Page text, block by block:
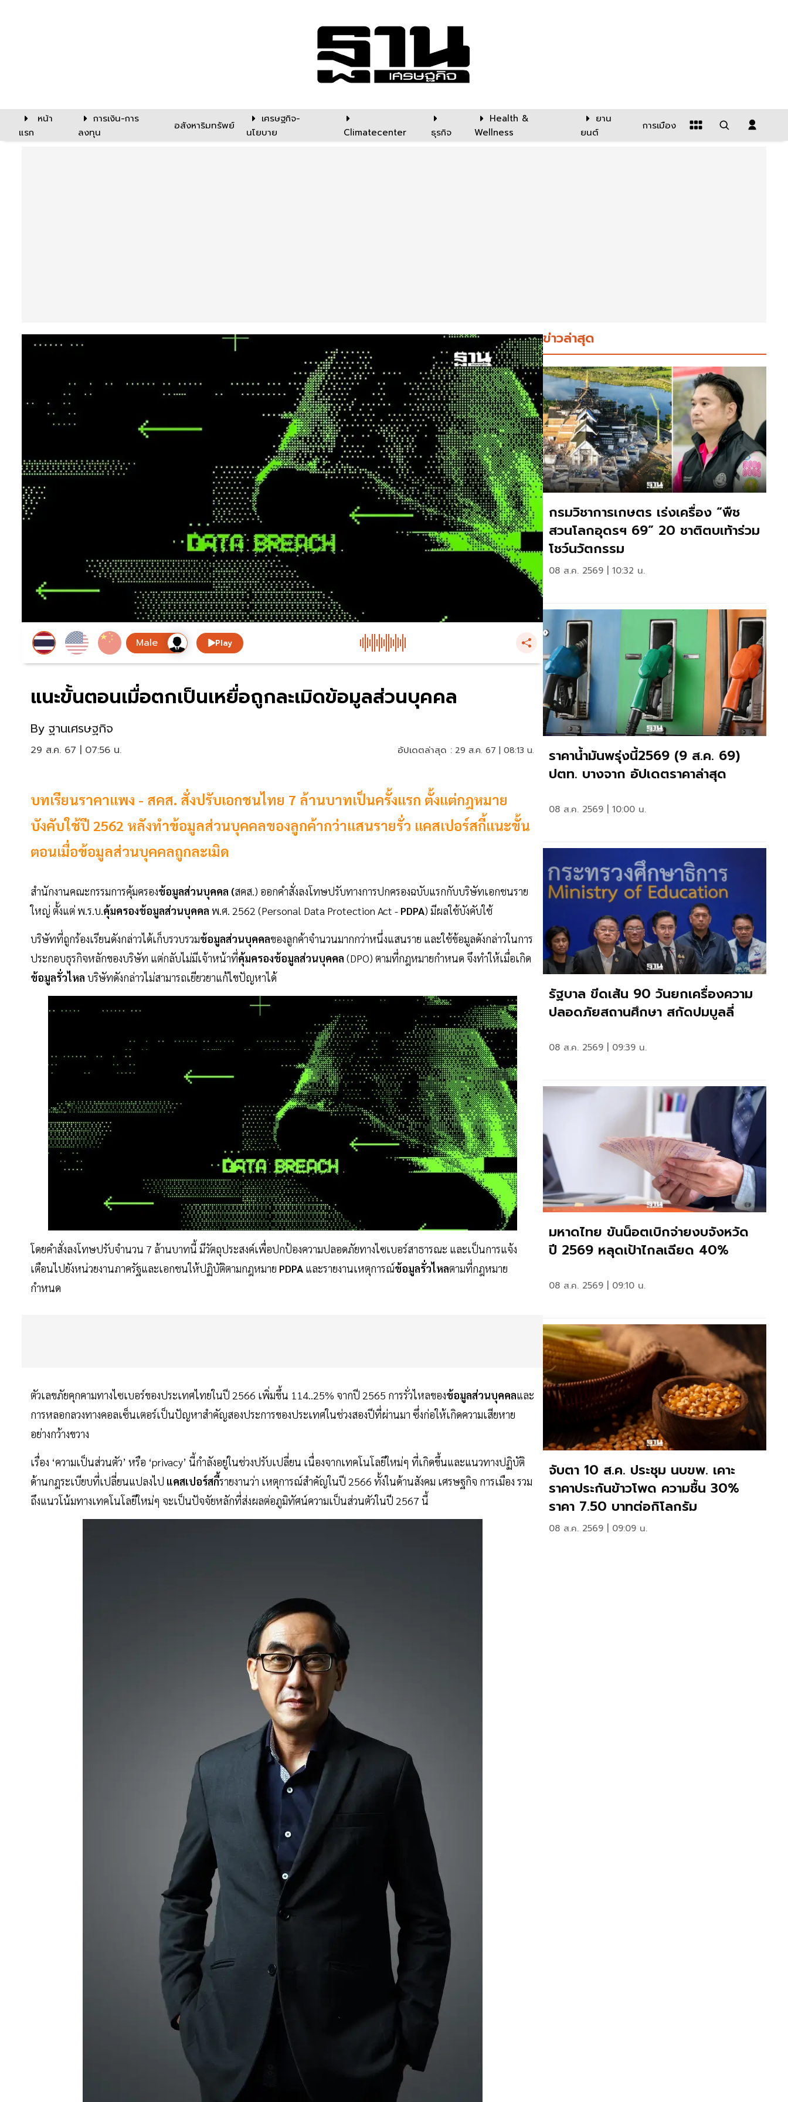
หน้า
แรก
การเงิน-การ
ลงทุน
อสังหาริมทรัพย์
เศรษฐกิจ-
นโยบาย
Climatecenter ธุรกิจ
Health &
Wellness
ยาน
ยนต์
การเมือง
Play
แนะขั้นตอนเมื่อตกเป็นเหยื่อถูกละเมิดข้อมูลส่วนบุคคล
By ฐานเศรษฐกิจ
29 ส.ค. 67 | 07:56 น. อัปเดตล่าสุด : 29 ส.ค. 67 | 08:13 น.
บทเรียนราคาแพง - สคส. สั่งปรับเอกชนไทย 7 ล้านบาทเป็นครั้งแรก ตั้งแต่กฎหมาย
บังคับใช้ปี 2562 หลังทำข้อมูลส่วนบุคคลของลูกค้ากว่าแสนรายรั่ว แคสเปอร์สกี้แนะขั้น
ตอนเมื่อข้อมูลส่วนบุคคลถูกละเมิด
สำนักงานคณะกรรมการคุ้มครองข้อมูลส่วนบุคคล (สคส.) ออกคำสั่งลงโทษปรับทางการปกครองฉบับแรกกับบริษัทเอกชนราย
ใหญ่ ตั้งแต่ พ.ร.บ.คุ้มครองข้อมูลส่วนบุคคล พ.ศ. 2562 (Personal Data Protection Act - PDPA) มีผลใช้บังคับใช้
บริษัทที่ถูกร้องเรียนดังกล่าวได้เก็บรวบรวมข้อมูลส่วนบุคคลของลูกค้าจำนวนมากกว่าหนึ่งแสนราย และใช้ข้อมูลดังกล่าวในการ
ประกอบธุรกิจหลักของบริษัท แต่กลับไม่มีเจ้าหน้าที่คุ้มครองข้อมูลส่วนบุคคล (DPO) ตามที่กฎหมายกำหนด จึงทำให้เมื่อเกิด
ข้อมูลรั่วไหล บริษัทดังกล่าวไม่สามารถเยียวยาแก้ไขปัญหาได้
โดยคำสั่งลงโทษปรับจำนวน 7 ล้านบาทนี้ มีวัตถุประสงค์เพื่อปกป้องความปลอดภัยทางไซเบอร์สาธารณะ และเป็นการแจ้ง
เตือนไปยังหน่วยงานภาครัฐและเอกชนให้ปฏิบัติตามกฎหมาย PDPA และรายงานเหตุการณ์ข้อมูลรั่วไหลตามที่กฎหมาย
กำหนด
ตัวเลขภัยคุกคามทางไซเบอร์ของประเทศไทยในปี 2566 เพิ่มขึ้น 114..25% จากปี 2565 การรั่วไหลของข้อมูลส่วนบุคคลและ
การหลอกลวงทางคอลเซ็นเตอร์เป็นปัญหาสำคัญสองประการของประเทศในช่วงสองปีที่ผ่านมา ซึ่งก่อให้เกิดความเสียหาย
อย่างกว้างขวาง
เรื่อง ‘ความเป็นส่วนตัว’ หรือ ‘privacy’ นี้กำลังอยู่ในช่วงปรับเปลี่ยน เนื่องจากเทคโนโลยีใหม่ๆ ที่เกิดขึ้นและแนวทางปฏิบัติ
ด้านกฎระเบียบที่เปลี่ยนแปลงไป แคสเปอร์สกี้รายงานว่า เหตุการณ์สำคัญในปี 2566 ทั้งในด้านสังคม เศรษฐกิจ การเมือง รวม
ถึงแนวโน้มทางเทคโนโลยีใหม่ๆ จะเป็นปัจจัยหลักที่ส่งผลต่อภูมิทัศน์ความเป็นส่วนตัวในปี 2567 นี้
ข่าวล่าสุด
กรมวิชาการเกษตร เร่งเครื่อง “พืช
สวนโลกอุดรฯ 69” 20 ชาติตบเท้าร่วม
โชว์นวัตกรรม
08 ส.ค. 2569 | 10:32 น.
ราคาน้ำมันพรุ่งนี้2569 (9 ส.ค. 69)
ปตท. บางจาก อัปเดตราคาล่าสุด
08 ส.ค. 2569 | 10:00 น.
รัฐบาล ขีดเส้น 90 วันยกเครื่องความ
ปลอดภัยสถานศึกษา สกัดปมบูลลี่
08 ส.ค. 2569 | 09:39 น.
มหาดไทย ขันน็อตเบิกจ่ายงบจังหวัด
ปี 2569 หลุดเป้าไกลเฉียด 40%
08 ส.ค. 2569 | 09:10 น.
จับตา 10 ส.ค. ประชุม นบขพ. เคาะ
ราคาประกันข้าวโพด ความชื้น 30%
ราคา 7.50 บาทต่อกิโลกรัม
08 ส.ค. 2569 | 09:09 น.